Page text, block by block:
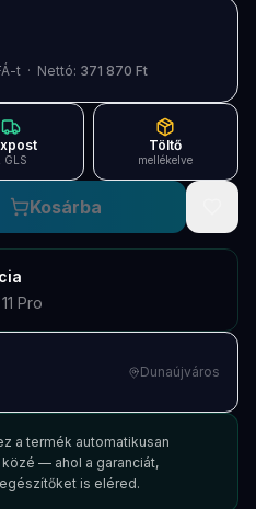
t · Nettó: 371 870 Ft
GLS
Töltő
mellékelve
Kosárba
Pro
Dunaújváros
a termék automatikusan
közé — ahol a garanciát,
is eléred.